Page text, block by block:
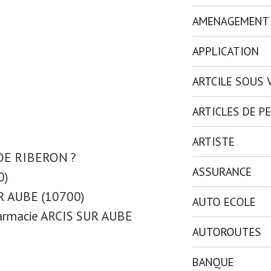
RIBERON ?
AUBE (10700)
ARCIS SUR AUBE
APPLICATION
ARTCILE SOUS
ARTICLES DE
ARTISTE
ASSURANCE
AUTO ECOLE
AUTOROUTES
BANQUE